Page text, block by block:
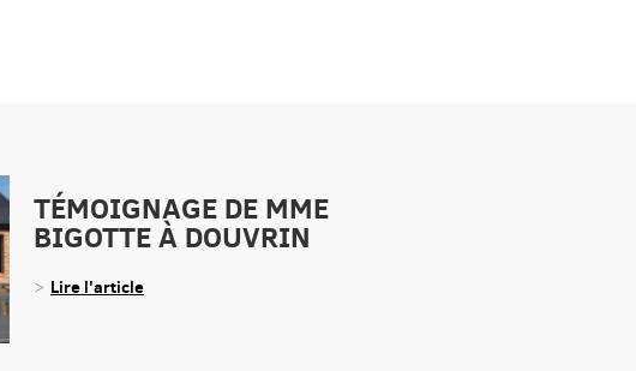
TÉMOIGNAGE DE MME
BIGOTTE À DOUVRIN
Lire l'article